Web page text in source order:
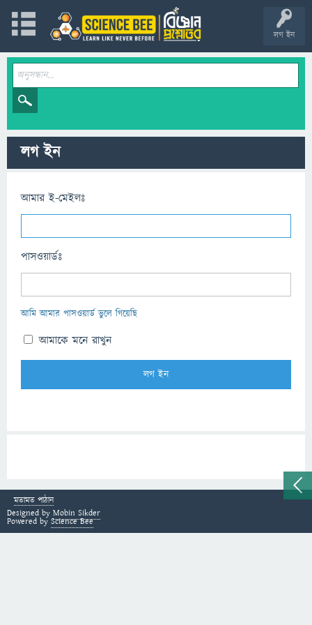
লগ ইন
লগ ইন
আমার ই-মেইলঃ
পাসওয়ার্ডঃ
আমি আমার পাসওয়ার্ড ভুলে গিয়েছি
আমাকে মনে রাখুন
মতামত পাঠান
Designed by Mobin Sikder
Powered by Science Bee